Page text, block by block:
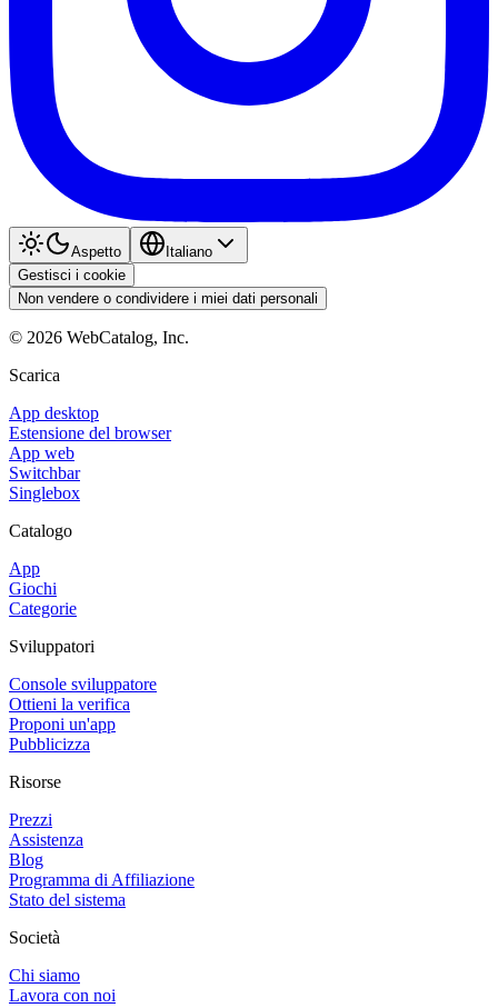
Aspetto
Italiano
Gestisci i cookie
Non vendere o condividere i miei dati personali
© 2026 WebCatalog, Inc.
Scarica
App desktop
Estensione del browser
App web
Switchbar
Singlebox
Catalogo
App
Giochi
Categorie
Sviluppatori
Console sviluppatore
Ottieni la verifica
Proponi un'app
Pubblicizza
Risorse
Prezzi
Assistenza
Blog
Programma di Affiliazione
Stato del sistema
Società
Chi siamo
Lavora con noi